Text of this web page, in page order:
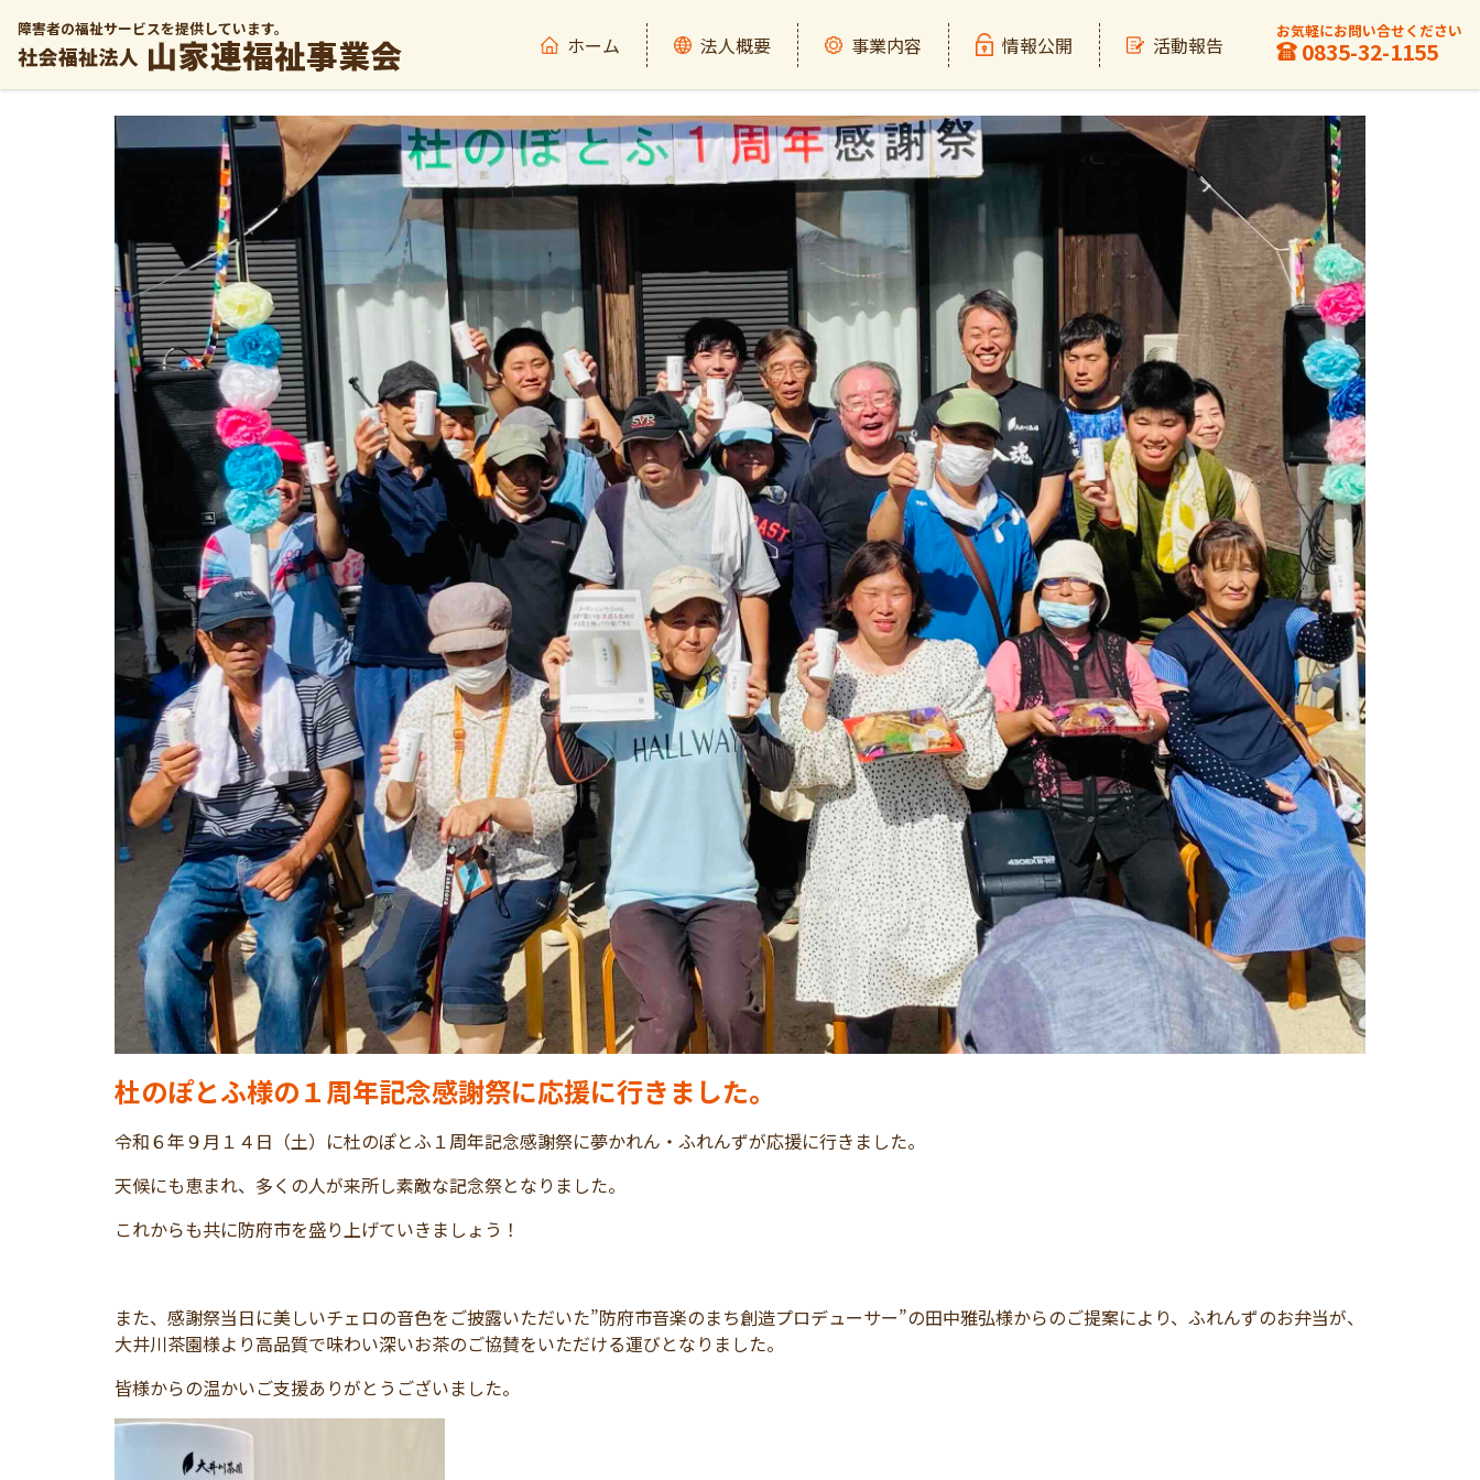
障害者の福祉サービスを提供しています。
ホーム 法人概要 事業内容 情報公開 活動報告
お気軽にお問い合せください
0835-32-1155
杜のぽとふ様の１周年記念感謝祭に応援に行きました。
令和６年９月１４日（土）に杜のぽとふ１周年記念感謝祭に夢かれん・ふれんずが応援に行きました。
天候にも恵まれ、多くの人が来所し素敵な記念祭となりました。
これからも共に防府市を盛り上げていきましょう！
また、感謝祭当日に美しいチェロの音色をご披露いただいた”防府市音楽のまち創造プロデューサー”の田中雅弘様からのご提案により、ふれんずのお弁当が、
大井川茶園様より高品質で味わい深いお茶のご協賛をいただける運びとなりました。
皆様からの温かいご支援ありがとうございました。